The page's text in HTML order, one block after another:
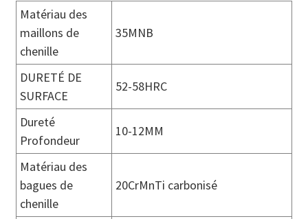
Matériau des
maillons de
chenille
35MNB
DURETÉ DE
SURFACE
52-58HRC
Dureté
Profondeur
10-12MM
Matériau des
bagues de
chenille
20CrMnTi carbonisé